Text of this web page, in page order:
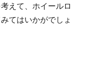
えて、ホイールロ
てはいかがでしょ